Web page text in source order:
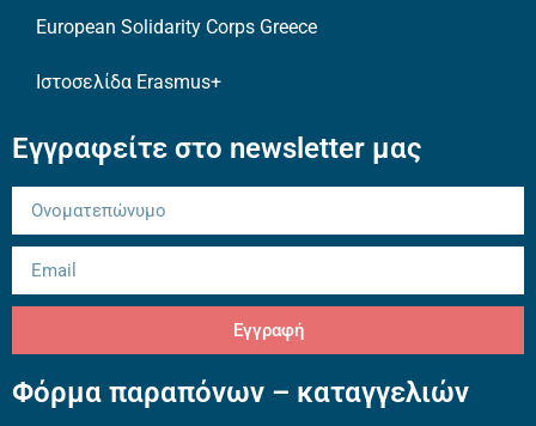
European Solidarity Corps Greece
Ιστοσελίδα Erasmus+
Εγγραφείτε στο newsletter μας
Εγγραφή
Φόρμα παραπόνων – καταγγελιών